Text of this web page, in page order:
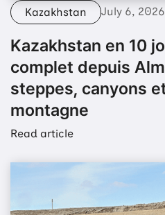
Kazakhstan July 6, 2026
Kazakhstan en 10
complet depuis
steppes, canyons
montagne
Read article